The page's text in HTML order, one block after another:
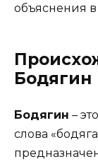
объяснения в
Бодягин
Бодягин –
слова